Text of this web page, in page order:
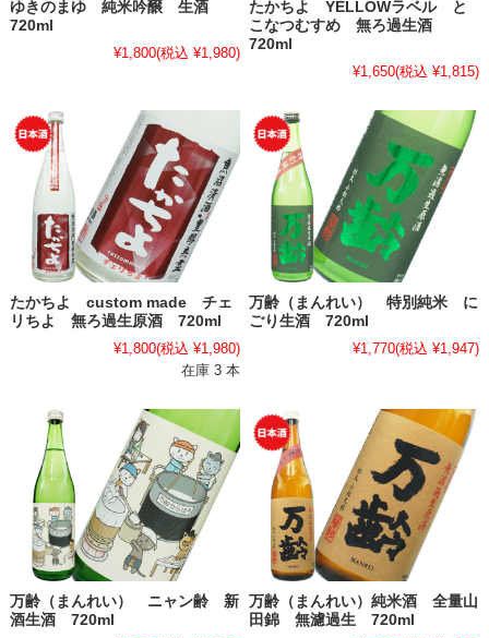
ゆきのまゆ 純米吟醸 生酒
720ml
¥1,800(税込 ¥1,980)
たかちよ YELLOWラベル と
こなつむすめ 無ろ過生酒
720ml
¥1,650(税込 ¥1,815)
たかちよ custom made チェ
リちよ 無ろ過生原酒 720ml
¥1,800(税込 ¥1,980)
在庫 3 本
万齢（まんれい） 特別純米 に
ごり生酒 720ml
¥1,770(税込 ¥1,947)
万齢（まんれい） ニャン齢 新
酒生酒 720ml
万齢（まんれい）純米酒 全量山
田錦 無濾過生 720ml